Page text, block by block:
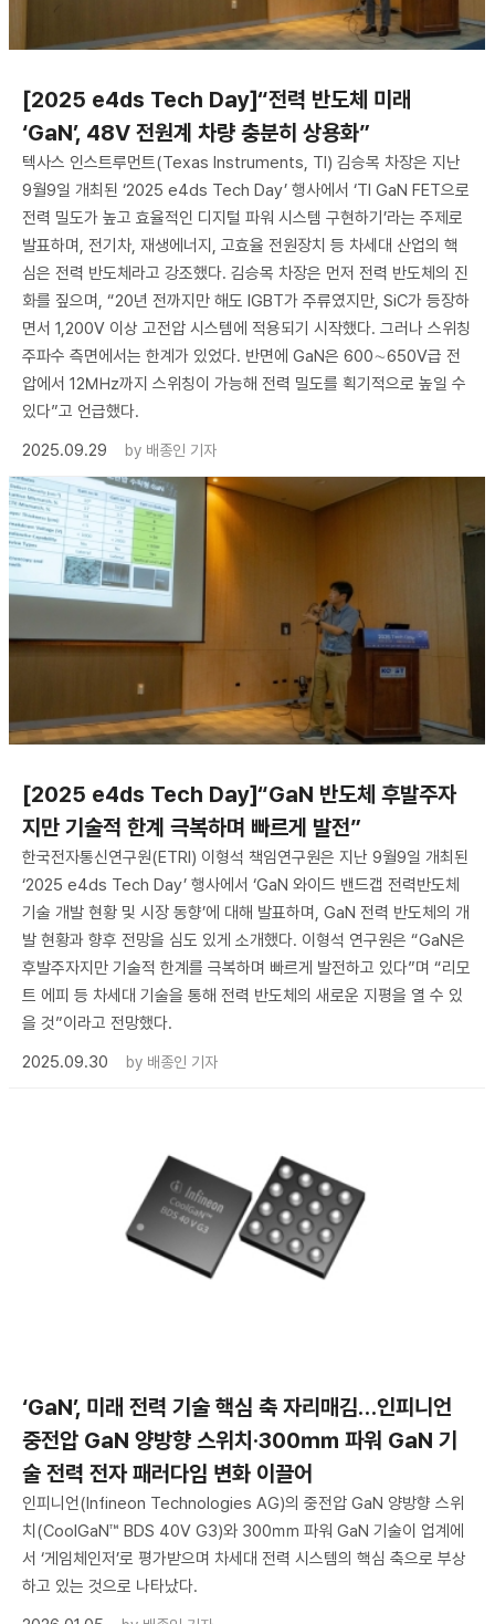
[2025 e4ds Tech Day]“전력 반도체 미래
‘GaN’, 48V 전원계 차량 충분히 상용화”
텍사스 인스트루먼트(Texas Instruments, TI) 김승목 차장은 지난
9월9일 개최된 ‘2025 e4ds Tech Day’ 행사에서 ‘TI GaN FET으로
전력 밀도가 높고 효율적인 디지털 파워 시스템 구현하기’라는 주제로
발표하며, 전기차, 재생에너지, 고효율 전원장치 등 차세대 산업의 핵
심은 전력 반도체라고 강조했다. 김승목 차장은 먼저 전력 반도체의 진
화를 짚으며, “20년 전까지만 해도 IGBT가 주류였지만, SiC가 등장하
면서 1,200V 이상 고전압 시스템에 적용되기 시작했다. 그러나 스위칭
주파수 측면에서는 한계가 있었다. 반면에 GaN은 600∼650V급 전
압에서 12㎒까지 스위칭이 가능해 전력 밀도를 획기적으로 높일 수
있다”고 언급했다.
2025.09.29
by 배종인 기자
[2025 e4ds Tech Day]“GaN 반도체 후발주자
지만 기술적 한계 극복하며 빠르게 발전”
한국전자통신연구원(ETRI) 이형석 책임연구원은 지난 9월9일 개최된
‘2025 e4ds Tech Day’ 행사에서 ‘GaN 와이드 밴드갭 전력반도체
기술 개발 현황 및 시장 동향’에 대해 발표하며, GaN 전력 반도체의 개
발 현황과 향후 전망을 심도 있게 소개했다. 이형석 연구원은 “GaN은
후발주자지만 기술적 한계를 극복하며 빠르게 발전하고 있다”며 “리모
트 에피 등 차세대 기술을 통해 전력 반도체의 새로운 지평을 열 수 있
을 것”이라고 전망했다.
2025.09.30
by 배종인 기자
‘GaN’, 미래 전력 기술 핵심 축 자리매김…인피니언
중전압 GaN 양방향 스위치·300㎜ 파워 GaN 기
술 전력 전자 패러다임 변화 이끌어
인피니언(Infineon Technologies AG)의 중전압 GaN 양방향 스위
치(CoolGaN™ BDS 40V G3)와 300㎜ 파워 GaN 기술이 업계에
서 ‘게임체인저’로 평가받으며 차세대 전력 시스템의 핵심 축으로 부상
하고 있는 것으로 나타났다.